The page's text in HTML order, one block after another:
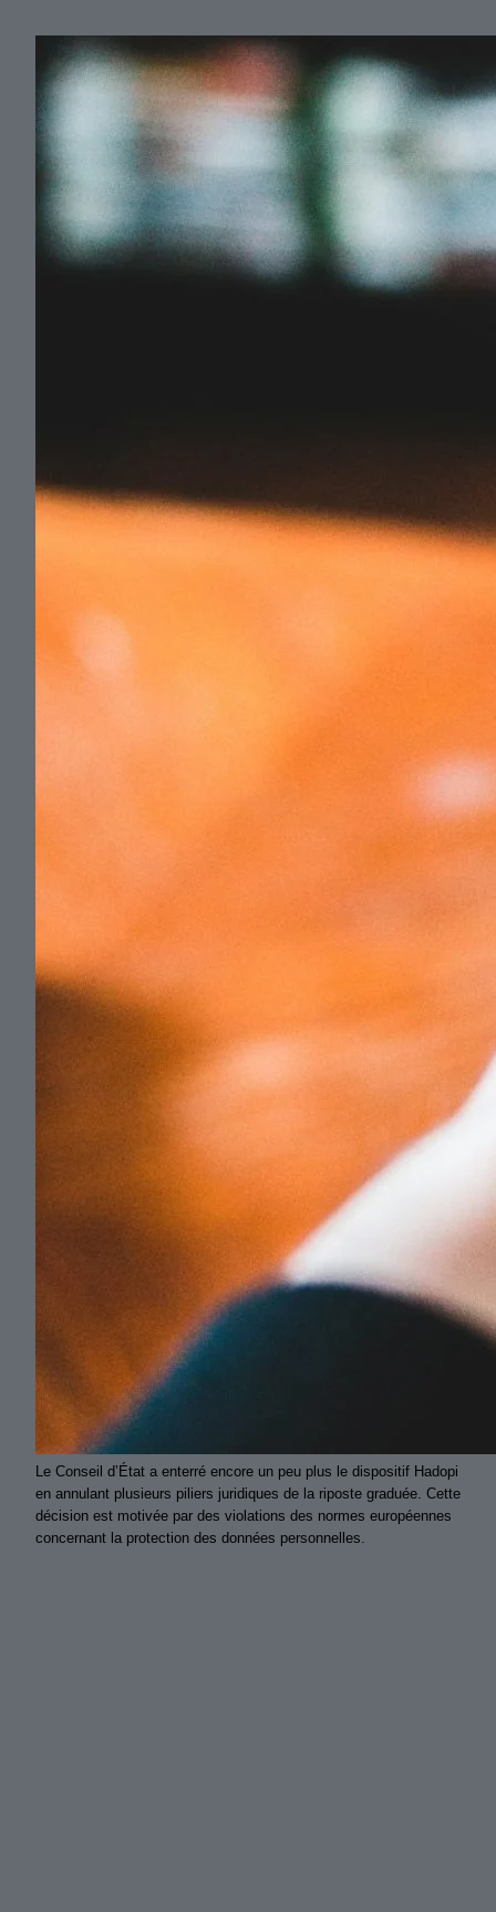
Le Conseil d’État a enterré encore un peu plus le dispositif Hadopi
en annulant plusieurs piliers juridiques de la riposte graduée. Cette
décision est motivée par des violations des normes européennes
concernant la protection des données personnelles.